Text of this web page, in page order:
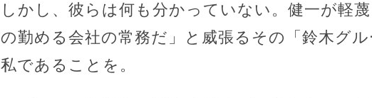
しかし、彼らは何も分かっていない。健一が軽
の勤める会社の常務だ」と威張るその「鈴木グ
私であることを。